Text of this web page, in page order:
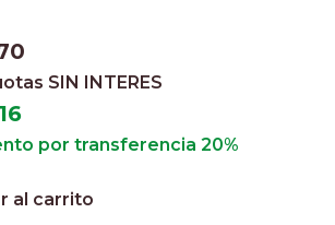
SIN INTERES
por transferencia 20%
al carrito